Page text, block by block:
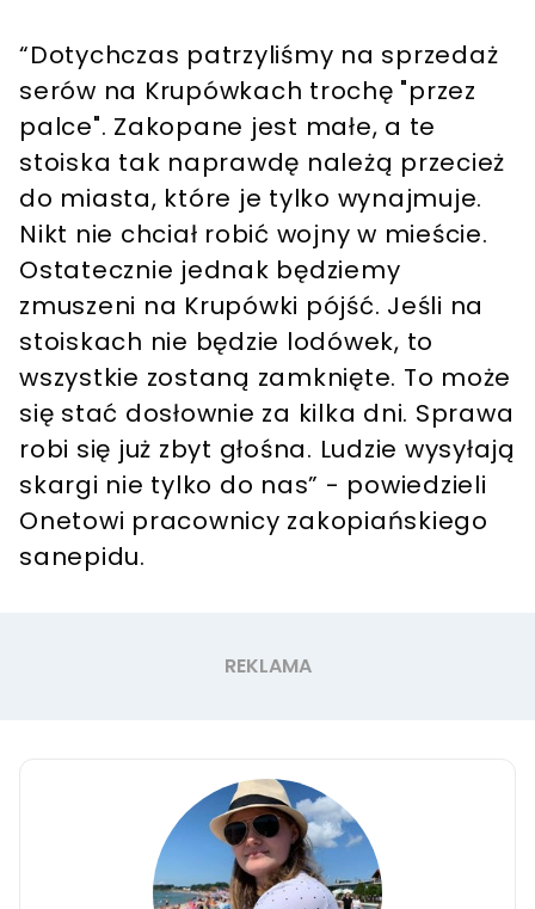
“Dotychczas patrzyliśmy na sprzedaż
serów na Krupówkach trochę "przez
palce". Zakopane jest małe, a te
stoiska tak naprawdę należą przecież
do miasta, które je tylko wynajmuje.
Nikt nie chciał robić wojny w mieście.
Ostatecznie jednak będziemy
zmuszeni na Krupówki pójść. Jeśli na
stoiskach nie będzie lodówek, to
wszystkie zostaną zamknięte. To może
się stać dosłownie za kilka dni. Sprawa
robi się już zbyt głośna. Ludzie wysyłają
skargi nie tylko do nas” - powiedzieli
Onetowi pracownicy zakopiańskiego
sanepidu.